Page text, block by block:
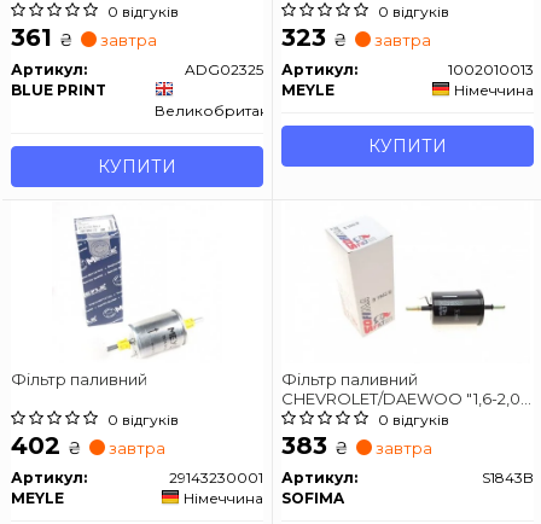
0 відгуків
361 ₴ завтра
Артикул:
ADG02325
BLUE PRINT
Великобританія
КУПИТИ
0 відгуків
323 ₴ завтра
Артикул:
1002010013
MEYLE
Німеччина
КУПИТИ
Фільтр паливний
0 відгуків
402 ₴ завтра
Артикул:
29143230001
MEYLE
Німеччина
Фільтр паливний
CHEVROLET/DAEWOO "1,6-2,0
"05>>
0 відгуків
383 ₴ завтра
Артикул:
S1843B
SOFIMA